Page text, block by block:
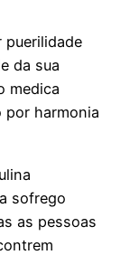
puerilidade
da sua
medica
por harmonia
sofrego
as pessoas